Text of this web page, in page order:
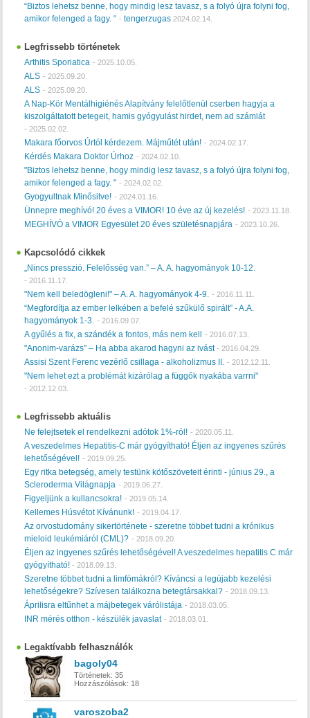
“Biztos lehetsz benne, hogy mindig lesz tavasz, s a folyó újra folyni fog,
amikor felenged a fagy. “ -tengerzugas 2024.02.14.
Legfrissebb történetek
Arthitis Sporiatica - 2025.10.05.
ALS - 2025.09.20.
ALS - 2025.09.20.
A Nap-Kör Mentálhigiénés Alapítvány felelőtlenül cserben hagyja a
kiszolgáltatott betegeit, hamis gyógyulást hirdet, nem ad számlát
- 2025.02.02.
Makara főorvos Úrtól kérdezem. Májműtét után! - 2024.02.17.
Kérdés Makara Doktor Úrhoz - 2024.02.10.
"Biztos lehetsz benne, hogy mindig lesz tavasz, s a folyó újra folyni fog,
amikor felenged a fagy. " - 2024.02.02.
Gyogyultnak Minősitve! - 2024.01.16.
Ünnepre meghívó! 20 éves a VIMOR! 10 éve az új kezelés! - 2023.11.18.
MEGHÍVÓ a VIMOR Egyesület 20 éves születésnapjára - 2023.10.26.
Kapcsolódó cikkek
„Nincs presszió. Felelősség van.” – A. A. hagyományok 10-12.
- 2016.11.17.
"Nem kell beledögleni!" – A. A. hagyományok 4-9. - 2016.11.11.
“Megfordítja az ember lelkében a befelé szűkülő spirált” - A.A.
hagyományok 1-3. - 2016.09.07.
A gyűlés a fix, a szándék a fontos, más nem kell - 2016.07.13.
"Anonim-varázs" – Ha abba akarod hagyni az ivást- 2016.04.29.
Assisi Szent Ferenc vezérlő csillaga - alkoholizmus II. - 2012.12.11.
"Nem lehet ezt a problémát kizárólag a függők nyakába varrni"
- 2012.12.03.
Legfrissebb aktuális
Ne felejtsetek el rendelkezni adótok 1%-ról! - 2020.05.11.
A veszedelmes Hepatitis-C már gyógyítható! Éljen az ingyenes szűrés
lehetőségével! - 2019.09.25.
Egy ritka betegség, amely testünk kötőszöveteit érinti - június 29., a
Scleroderma Világnapja - 2019.06.27.
Figyeljünk a kullancsokra! - 2019.05.14.
Kellemes Húsvétot Kívánunk! - 2019.04.17.
Az orvostudomány sikertörténete - szeretne többet tudni a krónikus
mieloid leukémiáról (CML)? - 2018.09.20.
Éljen az ingyenes szűrés lehetőségével! A veszedelmes hepatitis C már
gyógyítható!- 2018.09.13.
Szeretne többet tudni a limfómákról? Kíváncsi a legújabb kezelési
lehetőségekre? Szívesen találkozna betegtársakkal? - 2018.09.13.
Áprilisra eltűnhet a májbetegek várólistája - 2018.03.05.
INR mérés otthon - készülék javaslat - 2018.03.01.
Legaktívabb felhasználók
bagoly04
Történetek: 35
Hozzászólások: 18
varoszoba2